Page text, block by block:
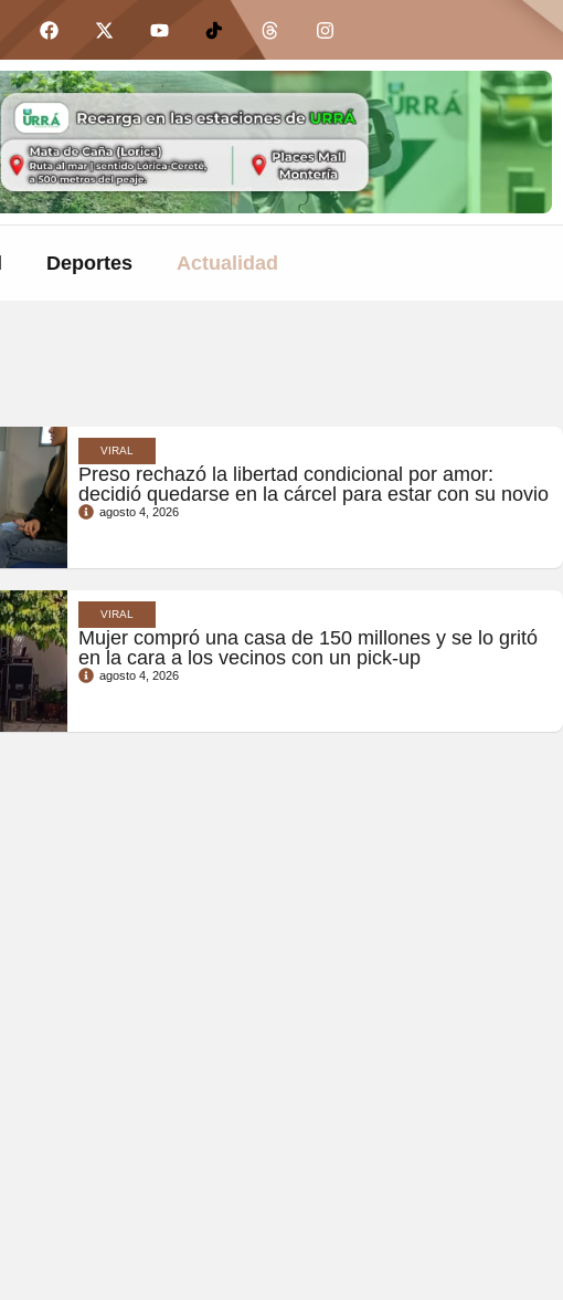
Deportes Actualidad
VIRAL
Preso rechazó la libertad condicional por amor:
decidió quedarse en la cárcel para estar con su novio
agosto 4, 2026
VIRAL
Mujer compró una casa de 150 millones y se lo gritó
en la cara a los vecinos con un pick-up
agosto 4, 2026